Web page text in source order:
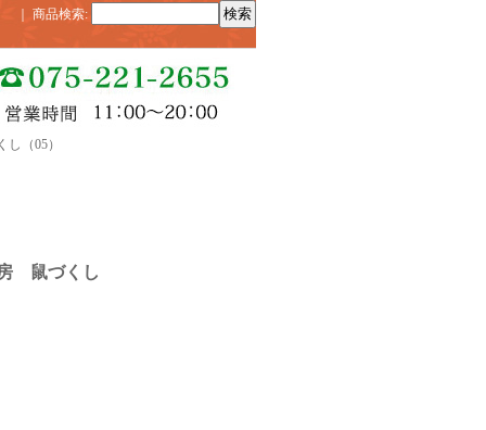
（05）
商品検索:
鼠づくし